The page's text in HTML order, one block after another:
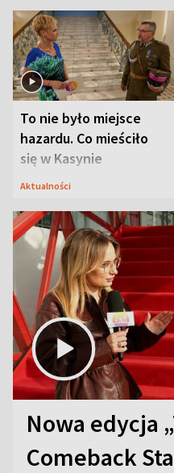
To nie było miejsce
hazardu. Co mieściło
się w Kasynie
Oficerskim?
Aktualności
Nowa edycja
Comeback